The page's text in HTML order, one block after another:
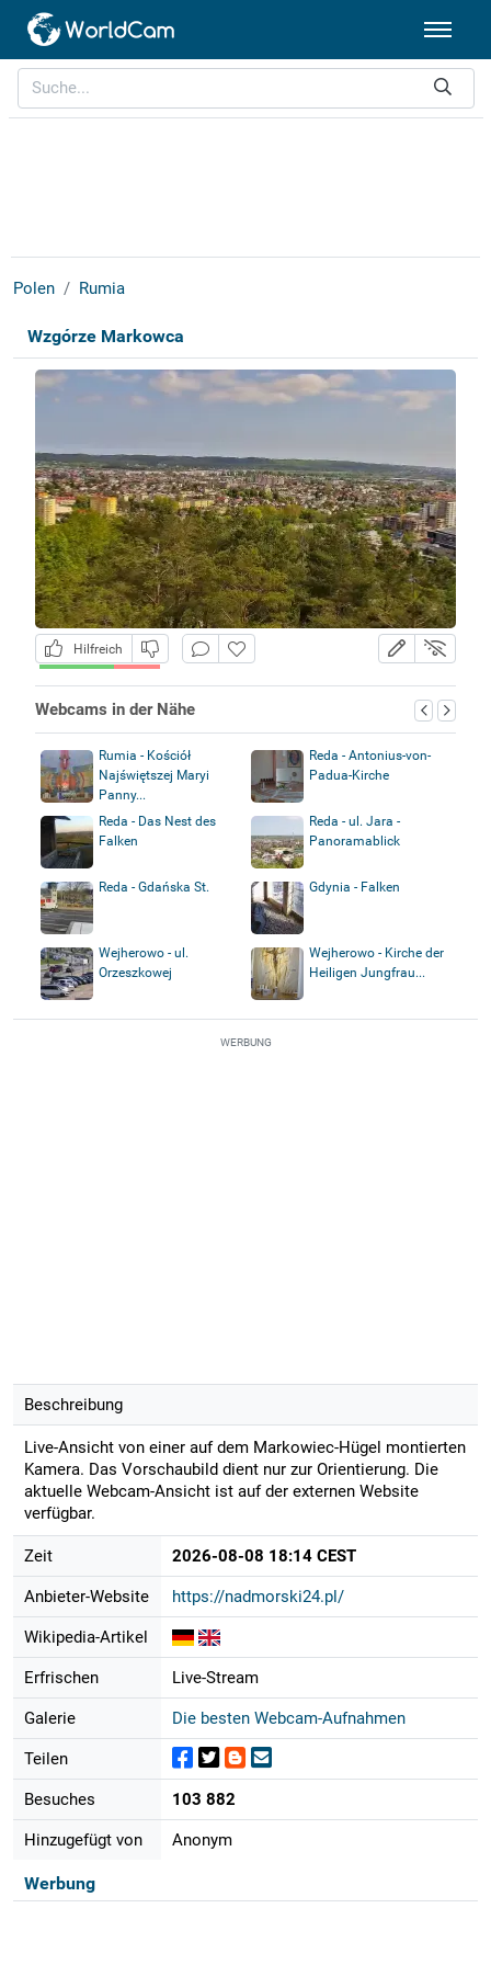
Polen Rumia
Wzgórze Markowca
Hilfreich
Webcams in der Nähe
Rumia - Kościół
Najświętszej Maryi
Panny...
Reda - Antonius-von-
Padua-Kirche
Reda - Das Nest des
Falken
Reda - ul. Jara -
Panoramablick
Reda - Gdańska St. Gdynia - Falken
Wejherowo - ul.
Orzeszkowej
Wejherowo - Kirche der
Heiligen Jungfrau...
WERBUNG
Beschreibung
Live-Ansicht von einer auf dem Markowiec-Hügel montierten
Kamera. Das Vorschaubild dient nur zur Orientierung. Die
aktuelle Webcam-Ansicht ist auf der externen Website
verfügbar.
Zeit 2026-08-08 18:14 CEST
Anbieter-Website https://nadmorski24.pl/
Wikipedia-Artikel
Erfrischen Live-Stream
Galerie Die besten Webcam-Aufnahmen
Teilen
Besuches 103 882
Hinzugefügt von Anonym
Werbung